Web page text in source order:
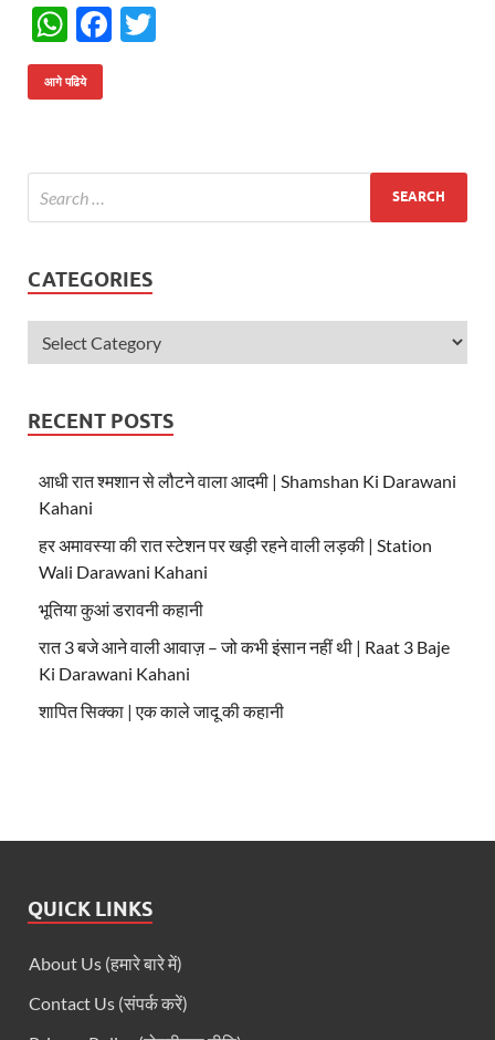
W
h
at
A
p
p
F
o
k
आगे पढिये
CATEGORIES
RECENT POSTS
आधी रात श्मशान से लौटने वाला आदमी | Shamshan Ki Darawani
Kahani
हर अमावस्या की रात स्टेशन पर खड़ी रहने वाली लड़की | Station
Wali Darawani Kahani
भूतिया कुआं डरावनी कहानी
रात 3 बजे आने वाली आवाज़ – जो कभी इंसान नहीं थी | Raat 3 Baje
Ki Darawani Kahani
शापित सिक्का | एक काले जादू की कहानी
QUICK LINKS
About Us (हमारे बारे में)
Contact Us (संपर्क करें)